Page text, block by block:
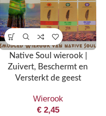
Native Soul wierook |
Zuivert, Beschermt en
Versterkt de geest
Wierook
€2,45